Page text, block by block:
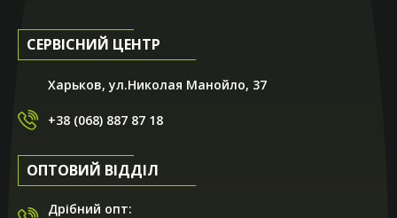
СЕРВІСНИЙ ЦЕНТР
Харьков, ул.Николая Манойло, 37
+38 (068) 887 87 18
ОПТОВИЙ ВІДДІЛ
Дрібний опт: